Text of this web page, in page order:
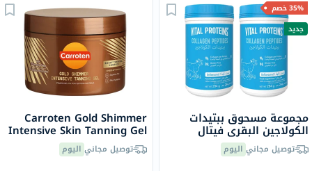
35% خصم
جديد
مجموعة مسحوق ببتيدات
الكولاجين البقري فيتال
بروتينز - 2 × 284 جرام
توصيل مجاني اليوم
Carroten Gold Shimmer
Intensive Skin Tanning Gel
150mlتوصيل مجاني اليوم